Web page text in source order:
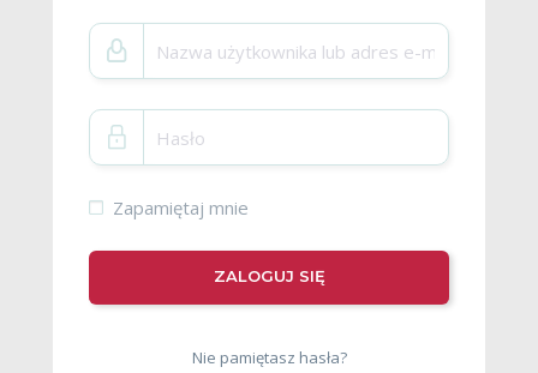
Zapamiętaj mnie
Nie pamiętasz hasła?